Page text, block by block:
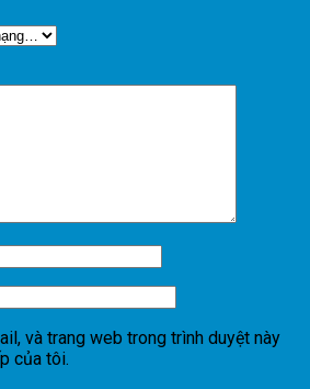
và trang web trong trình duyệt này
của tôi.